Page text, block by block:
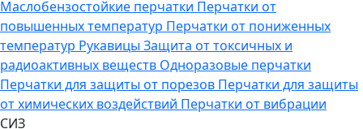
Маслобензостойкие перчатки Перчатки от
повышенных температур Перчатки от пониженных
температур Рукавицы Защита от токсичных и
радиоактивных веществ Одноразовые перчатки
Перчатки для защиты от порезов Перчатки для защиты
от химических воздействий Перчатки от вибрации
СИЗ